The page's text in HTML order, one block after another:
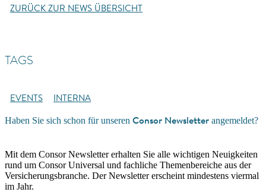
ZURÜCK ZUR NEWS ÜBERSICHT
TAGS
EVENTS INTERNA
Haben Sie sich schon für unseren Consor Newsletter angemeldet?
Mit dem Consor Newsletter erhalten Sie alle wichtigen Neuigkeiten
rund um Consor Universal und fachliche Themenbereiche aus der
Versicherungsbranche. Der Newsletter erscheint mindestens viermal
im Jahr.